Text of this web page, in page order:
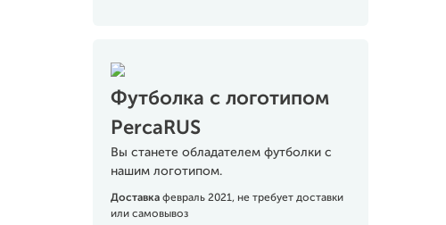
Футболка с логотипом
PercaRUS
Вы станете обладателем футболки с
нашим логотипом.
Доставка февраль 2021, не требует доставки
или самовывоз